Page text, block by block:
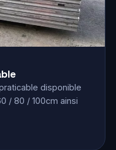
disponible
/ 80 / 100cm ainsi